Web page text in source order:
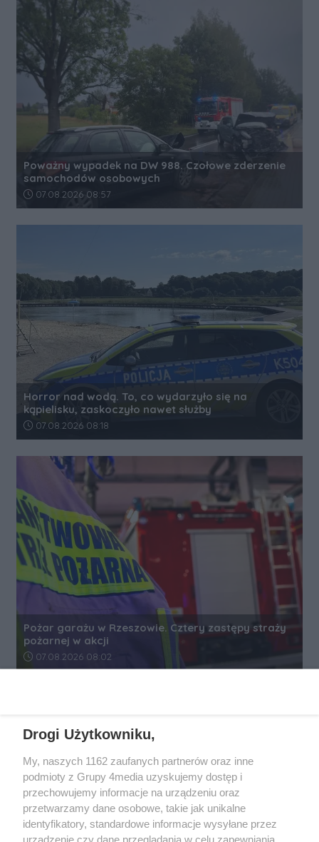
Poważny wypadek na DW 988. Czołowe zderzenie
samochodów osobowych
Data dodania artykułu:
07.08.2026 08:57
Horror nad wodą. To, co wydarzyło się na
kąpielisku, zaskoczyło nawet służby
Data dodania artykułu:
07.08.2026 08:18
Pożar garażu w Rzeszowie. Cztery zastępy straży
pożarnej w akcji
Data dodania artykułu:
07.08.2026 08:02
Drogi Użytkowniku,
My, naszych 1162 zaufanych partnerów oraz inne
podmioty z Grupy 4media uzyskujemy dostęp i
przechowujemy informacje na urządzeniu oraz
przetwarzamy dane osobowe, takie jak unikalne
identyfikatory, standardowe informacje wysyłane przez
urządzenie czy dane przeglądania w celu zapewniania